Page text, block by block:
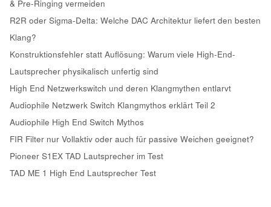
& Pre-Ringing vermeiden
R2R oder Sigma-Delta: Welche DAC Architektur liefert den besten
Klang?
Konstruktionsfehler statt Auflösung: Warum viele High-End-
Lautsprecher physikalisch unfertig sind
High End Netzwerkswitch und deren Klangmythen entlarvt
Audiophile Netzwerk Switch Klangmythos erklärt Teil 2
Audiophile High End Switch Mythos
FIR Filter nur Vollaktiv oder auch für passive Weichen geeignet?
Pioneer S1EX TAD Lautsprecher im Test
TAD ME 1 High End Lautsprecher Test